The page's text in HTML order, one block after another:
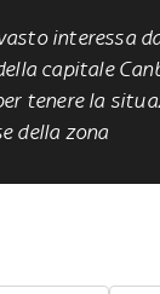
interessa
capitale
tenere la
della zona